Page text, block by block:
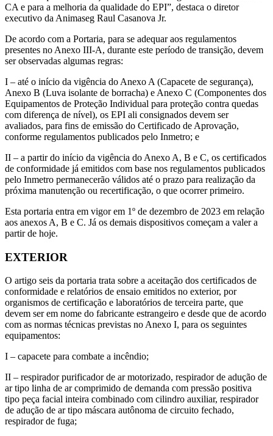
CA e para a melhoria da qualidade do EPI”, destaca o diretor
executivo da Animaseg Raul Casanova Jr.
De acordo com a Portaria, para se adequar aos regulamentos
presentes no Anexo III-A, durante este período de transição, devem
ser observadas algumas regras:
I – até o início da vigência do Anexo A (Capacete de segurança),
Anexo B (Luva isolante de borracha) e Anexo C (Componentes dos
Equipamentos de Proteção Individual para proteção contra quedas
com diferença de nível), os EPI ali consignados devem ser
avaliados, para fins de emissão do Certificado de Aprovação,
conforme regulamentos publicados pelo Inmetro; e
II – a partir do início da vigência do Anexo A, B e C, os certificados
de conformidade já emitidos com base nos regulamentos publicados
pelo Inmetro permanecerão válidos até o prazo para realização da
próxima manutenção ou recertificação, o que ocorrer primeiro.
Esta portaria entra em vigor em 1º de dezembro de 2023 em relação
aos anexos A, B e C. Já os demais dispositivos começam a valer a
partir de hoje.
EXTERIOR
O artigo seis da portaria trata sobre a aceitação dos certificados de
conformidade e relatórios de ensaio emitidos no exterior, por
organismos de certificação e laboratórios de terceira parte, que
devem ser em nome do fabricante estrangeiro e desde que de acordo
com as normas técnicas previstas no Anexo I, para os seguintes
equipamentos:
I – capacete para combate a incêndio;
II – respirador purificador de ar motorizado, respirador de adução de
ar tipo linha de ar comprimido de demanda com pressão positiva
tipo peça facial inteira combinado com cilindro auxiliar, respirador
de adução de ar tipo máscara autônoma de circuito fechado,
respirador de fuga;